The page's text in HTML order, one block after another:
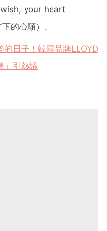
your heart
的心願）。
的日子！韓國品牌LLOYD
」引熱議